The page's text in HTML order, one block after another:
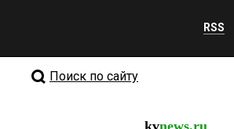
RSS
Поиск по сайту
kvnews.ru